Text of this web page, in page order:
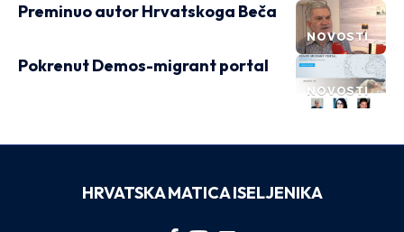
NOVOSTI
Preminuo autor Hrvatskoga Beča
NOVOSTI
Pokrenut Demos-migrant portal
HRVATSKA MATICA ISELJENIKA